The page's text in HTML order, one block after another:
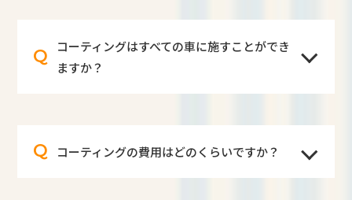
Q
コーティングはすべての車に施すことができ
ますか？
Q コーティングの費用はどのくらいですか？